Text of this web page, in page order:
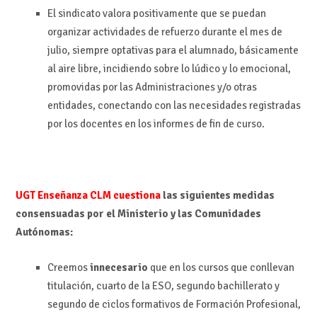
El sindicato valora positivamente que se puedan
organizar actividades de refuerzo durante el mes de
julio, siempre optativas para el alumnado, básicamente
al aire libre, incidiendo sobre lo lúdico y lo emocional,
promovidas por las Administraciones y/o otras
entidades, conectando con las necesidades registradas
por los docentes en los informes de fin de curso.
UGT Enseñanza CLM cuestiona las siguientes medidas
consensuadas por el Ministerio y las Comunidades
Autónomas:
Creemosinnecesario que en los cursos que conllevan
titulación, cuarto de la ESO, segundo bachillerato y
segundo de ciclos formativos de Formación Profesional,